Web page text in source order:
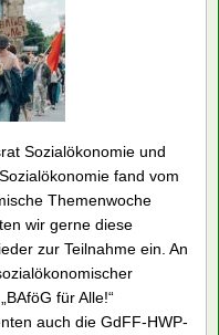
Sozialökonomie und
fand vom
Themenwoche
wir gerne diese
zur Teilnahme ein. An
für Alle!“
auch die GdFF-HWP-